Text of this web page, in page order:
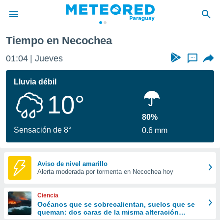
de
ha
para
que se
calidad.
a este
las
y
forma
digital
basada
Tiempo en Necochea
01:04 Jueves ...
Lluvia débil
10°
Sensación de 8°
80%
0.6 mm
Aviso de nivel amarillo
Alerta moderada por tormenta en Necochea hoy
Ciencia
Océanos que se sobrecalientan, suelos que se
queman: dos caras de la misma alteración